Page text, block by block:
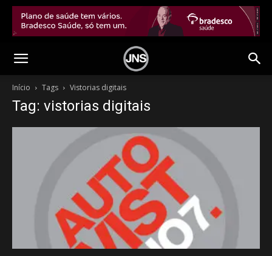
Início Tags Vistorias digitais
Tag: vistorias digitais